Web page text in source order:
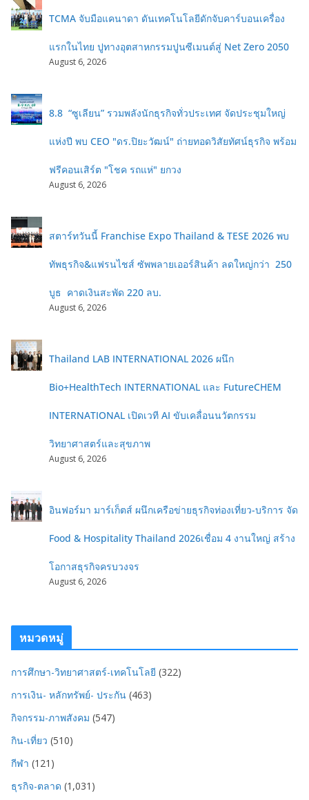
TCMA จับมือแคนาดา ดันเทคโนโลยีดักจับคาร์บอนเครื่อง
แรกในไทย ปูทางอุตสาหกรรมปูนซีเมนต์สู่ Net Zero 2050
August 6, 2026
8.8 “ซูเลียน” รวมพลังนักธุรกิจทั่วประเทศ จัดประชุมใหญ่
แห่งปี พบ CEO "ดร.ปิยะวัฒน์" ถ่ายทอดวิสัยทัศน์ธุรกิจ พร้อม
ฟรีคอนเสิร์ต "โชค รถแห่" ยกวง
August 6, 2026
สตาร์ทวันนี้ Franchise Expo Thailand & TESE 2026 พบ
ทัพธุรกิจ&แฟรนไชส์ ซัพพลายเออร์สินค้า ลดใหญ่กว่า 250
บูธ คาดเงินสะพัด 220 ลบ.
August 6, 2026
Thailand LAB INTERNATIONAL 2026 ผนึก
Bio+HealthTech INTERNATIONAL และ FutureCHEM
INTERNATIONAL เปิดเวที AI ขับเคลื่อนนวัตกรรม
วิทยาศาสตร์และสุขภาพ
August 6, 2026
อินฟอร์มา มาร์เก็ตส์ ผนึกเครือข่ายธุรกิจท่องเที่ยว-บริการ จัด
Food & Hospitality Thailand 2026เชื่อม 4 งานใหญ่ สร้าง
โอกาสธุรกิจครบวงจร
August 6, 2026
หมวดหมู่
การศึกษา-วิทยาศาสตร์-เทคโนโลยี (322)
การเงิน- หลักทรัพย์- ประกัน (463)
กิจกรรม-ภาพสังคม (547)
กิน-เที่ยว (510)
กีฬา (121)
ธุรกิจ-ตลาด (1,031)